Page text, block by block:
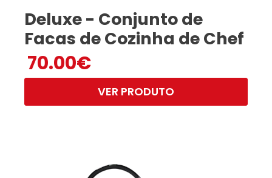
Deluxe - Conjunto de
Facas de Cozinha de Chef
70.00€
VER PRODUTO